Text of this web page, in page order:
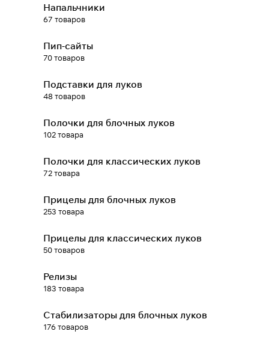
Напальчники
67 товаров
Пип-сайты
70 товаров
Подставки для луков
48 товаров
Полочки для блочных луков
102 товара
Полочки для классических луков
72 товара
Прицелы для блочных луков
253 товара
Прицелы для классических луков
50 товаров
Релизы
183 товара
Стабилизаторы для блочных луков
176 товаров
скидки по купонам не
применяются.
об оплате Плайтом
раз в 2
недели
раз в 2 недели
8 800 302-02-51